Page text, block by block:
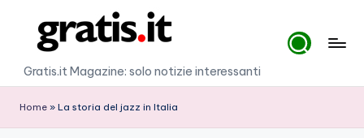
content
G
r
a
Gratis.it Magazine: solo notizie interessanti
Home » La storia del jazz in Italia